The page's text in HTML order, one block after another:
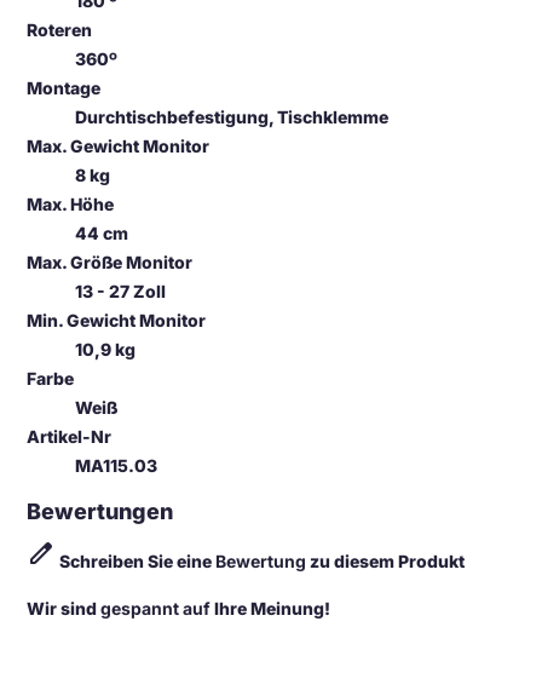
Roteren
360º
Montage
Durchtischbefestigung, Tischklemme
Max. Gewicht Monitor
8 kg
Max. Höhe
44 cm
Max. Größe Monitor
13 - 27 Zoll
Min. Gewicht Monitor
10,9 kg
Farbe
Weiß
Artikel-Nr
MA115.03
Bewertungen
edit Schreiben Sie eine Bewertung zu diesem Produkt
Wir sindgespannt aufIhre Meinung!